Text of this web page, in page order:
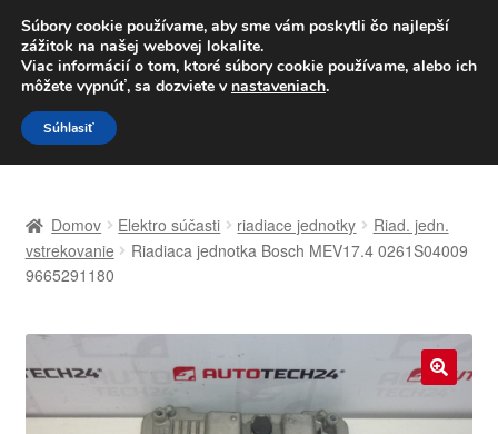
DOPRAVA od 6 EUR
Po–Pi 09:00–16:00 233 221 276
Preskočiť
na
navigáciu
Preskočiť
na
obsah
Celosvetová preprava
Košík
Domov Elektro súčasti riadiace jednotky
Riad. jedn.
vstrekovanie
Riadiaca jednotka Bosch MEV17.4 0261S04009
9665291180
Súbory cookie používame, aby sme vám poskytli čo najlepší
zážitok na našej webovej lokalite.
Viac informácií o tom, ktoré súbory cookie používame, alebo ich
môžete vypnúť, sa dozviete v nastaveniach.
Súhlasiť